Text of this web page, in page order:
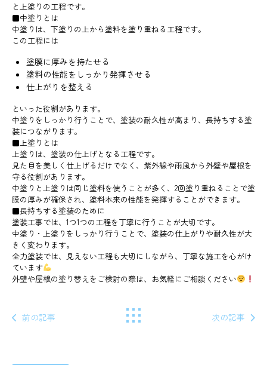
と上塗りの工程です。
■中塗りとは
中塗りは、下塗りの上から塗料を塗り重ねる工程です。
この工程には
塗膜に厚みを持たせる
塗料の性能をしっかり発揮させる
仕上がりを整える
といった役割があります。
中塗りをしっかり行うことで、塗装の耐久性が高まり、長持ちする塗
装につながります。
■上塗りとは
上塗りは、塗装の仕上げとなる工程です。
見た目を美しく仕上げるだけでなく、紫外線や雨風から外壁や屋根を
守る役割があります。
中塗りと上塗りは同じ塗料を使うことが多く、2回塗り重ねることで塗
膜の厚みが確保され、塗料本来の性能を発揮することができます。
■長持ちする塗装のために
塗装工事では、1つ1つの工程を丁寧に行うことが大切です。
中塗り・上塗りをしっかり行うことで、塗装の仕上がりや耐久性が大
きく変わります。
全力塗装では、見えない工程も大切にしながら、丁寧な施工を心がけ
ています
外壁や屋根の塗り替えをご検討の際は、お気軽にご相談ください
前の記事 次の記事